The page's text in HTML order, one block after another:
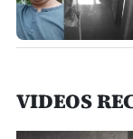
VIDEOS